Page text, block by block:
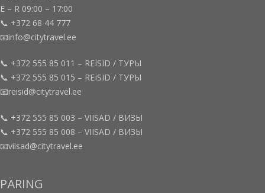
E – R 09:00 – 17:00
📞 +372 68 44 777
📧info@citytravel.ee
📞 +372 555 85 011 – REISID / ТУРЫ
📞 +372 555 85 015 – REISID / ТУРЫ
📧reisid@citytravel.ee
📞 +372 555 85 003 – VIISAD / ВИЗЫ
📞 +372 555 85 008 – VIISAD / ВИЗЫ
📧viisad@citytravel.ee
PÄRING